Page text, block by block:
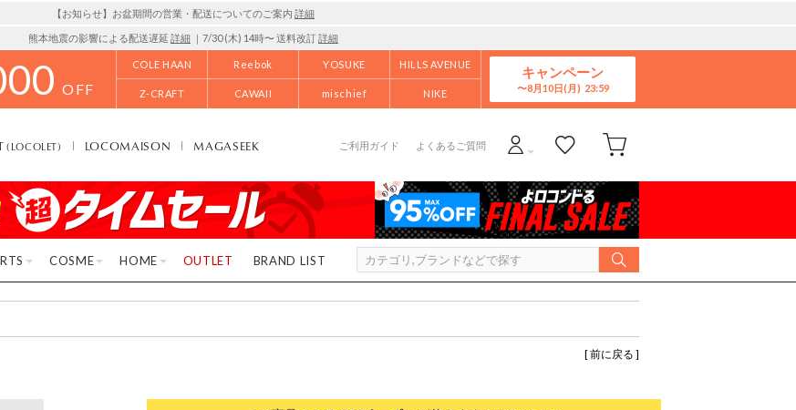
【お知らせ】お盆期間の営業・配送についてのご案内 詳細
熊本地震の影響による配送遅延 詳細 ｜7/30 (木) 14時〜 送料改訂詳細
OFF
COLE HAAN Reebok YOSUKE HILLS AVENUE
Z-CRAFT CAWAII mischief NIKE
キャンペーン
8月10日(月)
(LOCOLET) LOCOMAISON MAGASEEK ご利用ガイド よくあるご質問
COSME HOME OUTLET BRAND LIST
[ 前に戻る ]